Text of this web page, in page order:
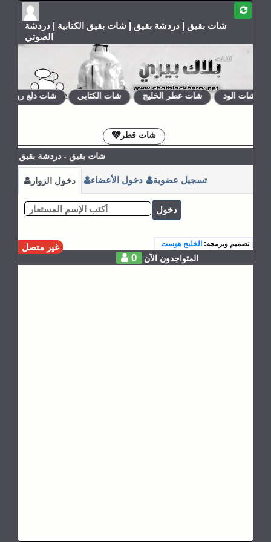
شات بقيق | دردشة بقيق | شات بقيق الكتابية | دردشة
الصوتي
شات دلع روحي شات الكتابي شات عطر الخليج شات الود
شات قطر
شات بقيق - دردشة بقيق -
دخول الزوار دخول الأعضاء تسجيل عضوية
دخول
غير متصل تصميم وبرمجه:الخليج هوست
0 المتواجدون الآن